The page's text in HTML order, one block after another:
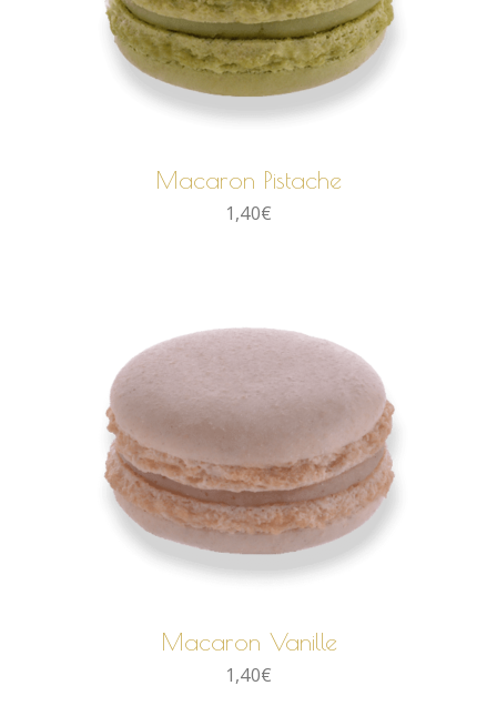
AJOUTER AU PANIER
Macaron Pistache
1,40€
Macaron Vanille
1,40€